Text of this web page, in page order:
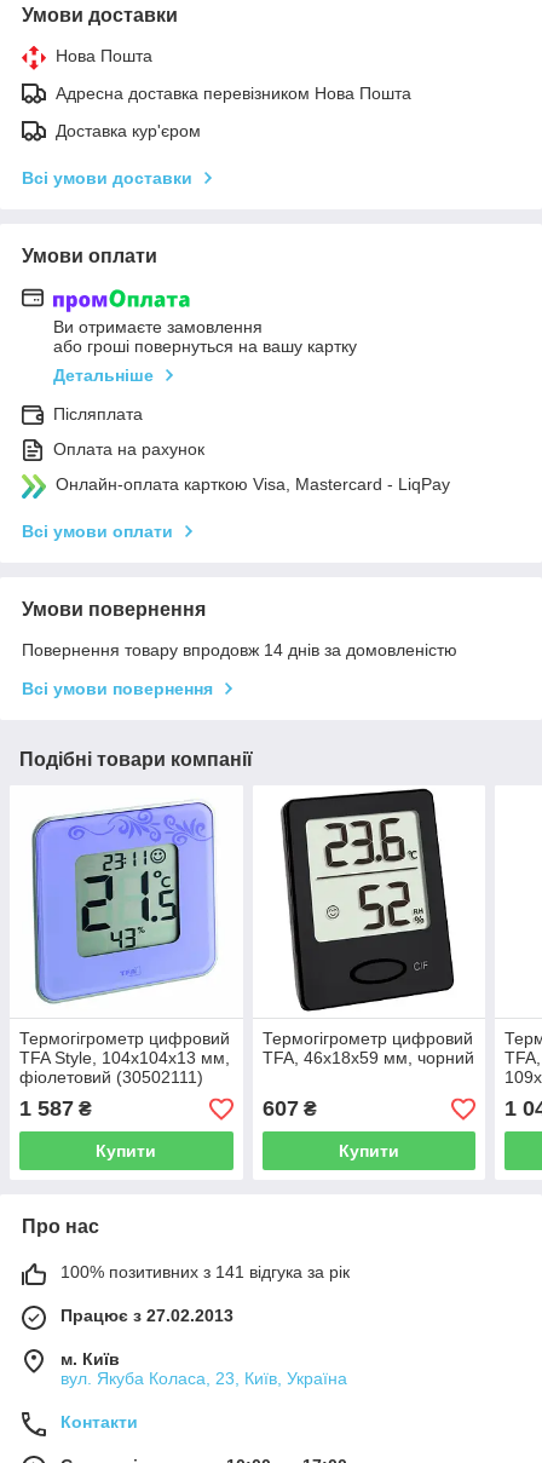
Умови доставки
Нова Пошта
Адресна доставка перевізником Нова Пошта
Доставка кур'єром
Всі умови доставки
Умови оплати
Ви отримаєте замовлення
або гроші повернуться на вашу картку
Детальніше
Післяплата
Оплата на рахунок
Онлайн-оплата карткою Visa, Mastercard - LiqPay
Всі умови оплати
Умови повернення
Повернення товару впродовж 14 днів за домовленістю
Всі умови повернення
Подібні товари компанії
Термогігрометр цифровий
TFA Style, 104x104x13 мм,
фіолетовий (30502111)
1 587 ₴
Купити
Термогігрометр цифровий
TFA, 46x18x59 мм, чорний
607₴
Купити
1
Про нас
100% позитивних з 141 відгука за рік
Працює з 27.02.2013
м. Київ
вул. Якуба Коласа, 23, Київ, Україна
Контакти